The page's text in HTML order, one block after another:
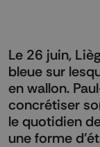
Le 26 juin,
bleue sur
en wallon.
concrétiser
le quotidien
une forme